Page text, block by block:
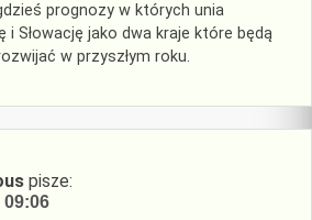
prognozy w których unia
i Słowację jako dwa kraje które będą
w przyszłym roku.
pisze:
09:06